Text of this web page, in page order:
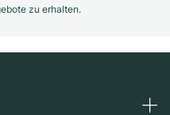
zu erhalten.